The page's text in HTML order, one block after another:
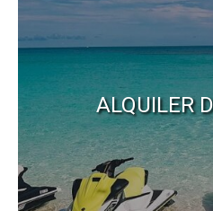
ALQUILER